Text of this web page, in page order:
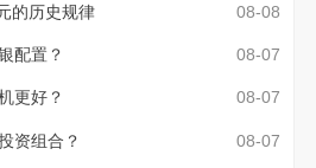
08-08
的历史规律
08-07
配置？
08-07
更好？
08-07
资组合？